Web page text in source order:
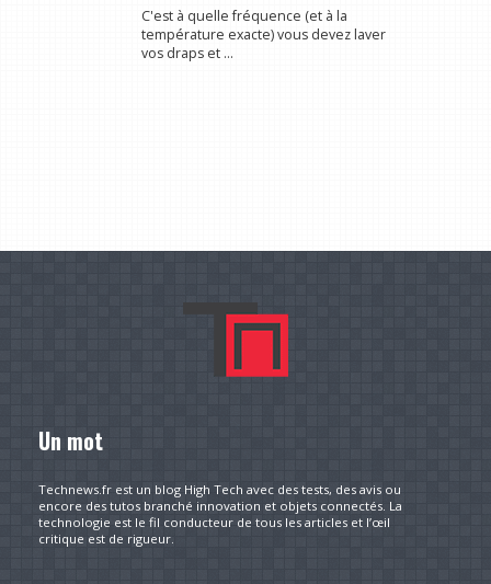
C'est à quelle fréquence (et à la
température exacte) vous devez laver
vos draps et ...
Un mot
Technews.fr est un blog High Tech avec des tests, des avis ou
encore des tutos branché innovation et objets connectés. La
technologie est le fil conducteur de tous les articles et l’œil
critique est de rigueur.